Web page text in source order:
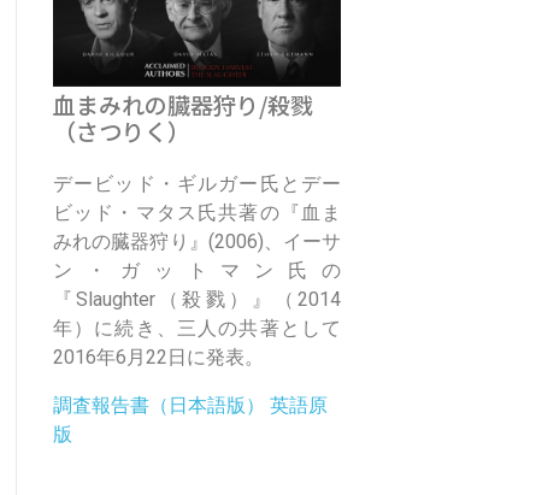
血まみれの臓器狩り/殺戮
（さつりく）
デービッド・ギルガー氏とデー
ビッド・マタス氏共著の『血ま
みれの臓器狩り』(2006)、イーサ
ン・ガットマン氏の
『Slaughter（殺戮）』（2014
年）に続き、三人の共著として
2016年6月22日に発表。
調査報告書（日本語版）
英語原
版